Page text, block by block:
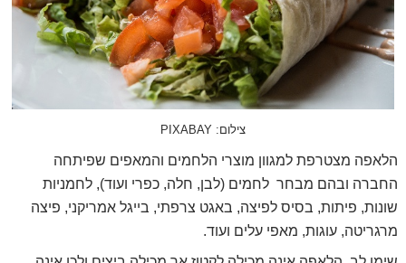
צילום: PIXABAY
הלאפה מצטרפת למגוון מוצרי הלחמים והמאפים שפיתחה
החברה ובהם מבחר לחמים (לבן, חלה, כפרי ועוד), לחמניות
שונות, פיתות, בסיס לפיצה, באגט צרפתי, בייגל אמריקני, פיצה
מרגריטה, עוגות, מאפי עלים ועוד.